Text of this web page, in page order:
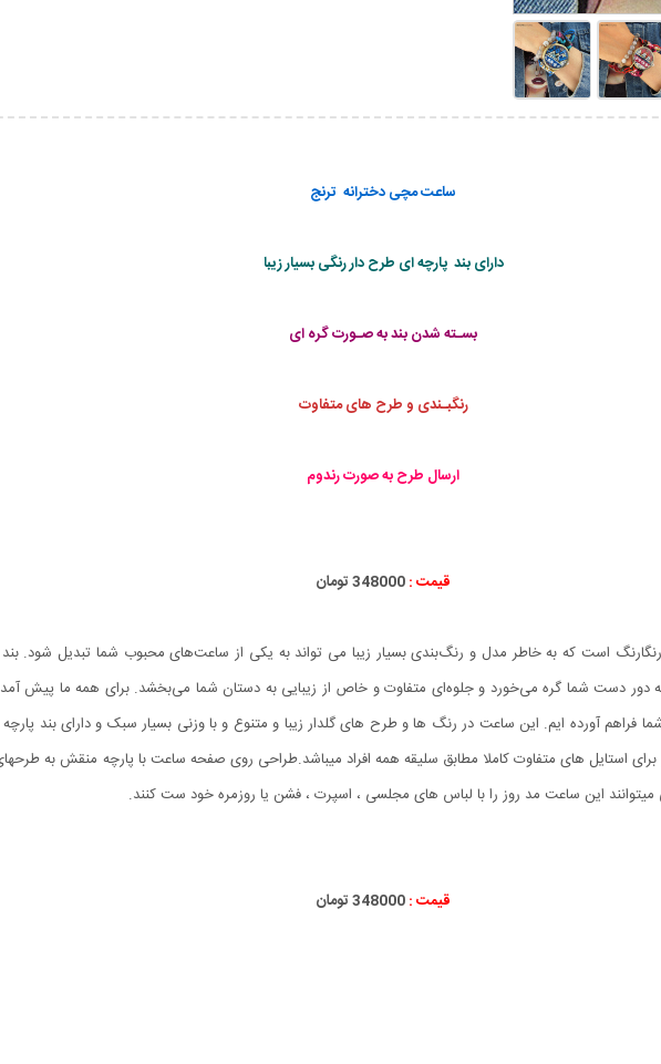
ساعت مچی دخترانه ترنج
دارای بند پارچه ای طرح دار رنگی بسیار زیبا
بسـته شدن بند به صـورت گره ای
رنگبـندی و طرح های متفاوت
ارسال طرح به صورت رندوم
قیمت :348000 تومان
است که به خاطر مدل و رنگ‌بندی بسیار زیبا می تواند به یکی از ساعت‌های محبوب شما تبدیل شود.
دور دست شما گره می‌خورد و جلوه‌ای متفاوت و خاص از زیبایی به دستان شما می‌بخشد. برای همه ما پیش
فراهم آورده ایم. این ساعت در رنگ ها و طرح های گلدار زیبا و متنوع و با وزنی بسیار سبک و دارای بند
استایل های متفاوت کاملا مطابق سلیقه همه افراد میباشد.طراحی روی صفحه ساعت با پارچه منقش به
این ساعت مد روز را با لباس های مجلسی ، اسپرت ، فشن یا روزمره خود ست کنند.
قیمت :348000 تومان